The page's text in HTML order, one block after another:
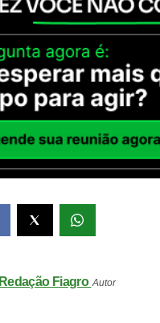
Redação Fiagro Autor